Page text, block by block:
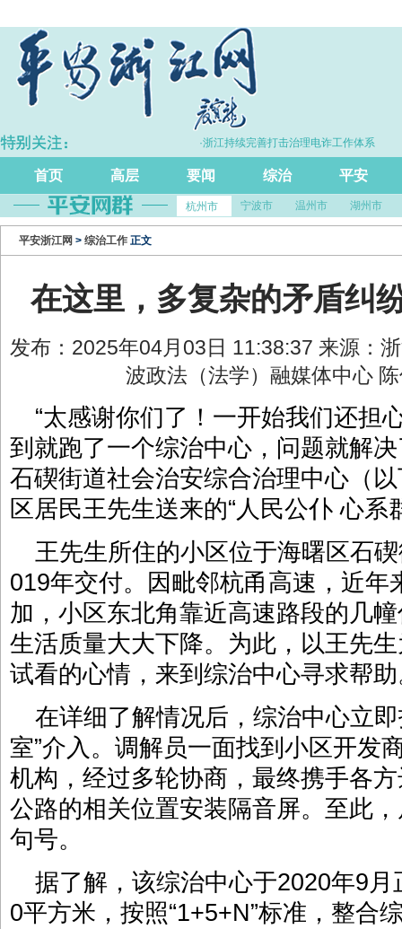
比增长5.7% ·浙江持续完善打击治理电诈工作体系
首页 高层 要闻 综治 平安
杭州市 宁波市 温州市 湖州市
平安浙江网 > 综治工作 正文
在这里，多复杂的矛盾纠
发布：2025年04月03日 11:38:37 来源：
波政法（法学）融媒体中心
“太感谢你们了！一开始我们还担
到就跑了一个综治中心，问题就解
石碶街道社会治安综合治理中心（
区居民王先生送来的“人民公仆 心系
王先生所住的小区位于海曙区石
019年交付。因毗邻杭甬高速，近年
加，小区东北角靠近高速路段的几
生活质量大大下降。为此，以王先
试看的心情，来到综治中心寻求帮
在详细了解情况后，综治中心立
室”介入。调解员一面找到小区开发
机构，经过多轮协商，最终携手各
公路的相关位置安装隔音屏。至此
句号。
据了解，该综治中心于2020年9
0平方米，按照“1+5+N”标准，整合